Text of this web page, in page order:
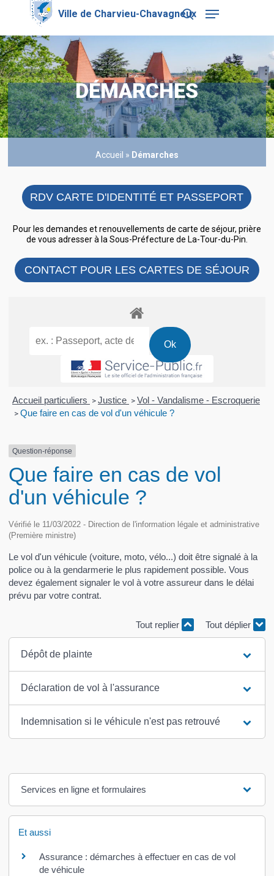
content
search
Menu
DÉMARCHES
Accueil » Démarches
RDV CARTE D'IDENTITÉ ET PASSEPORT
Pour les demandes et renouvellements de carte de séjour, prière
de vous adresser à la Sous-Préfecture de La-Tour-du-Pin.
CONTACT POUR LES CARTES DE SÉJOUR
Accueil particuliers > Justice > Vol - Vandalisme - Escroquerie
> Que faire en cas de vol d'un véhicule ?
Question-réponse
Que faire en cas de vol
d'un véhicule ?
Vérifié le 11/03/2022 - Direction de l'information légale et administrative
(Première ministre)
Le vol d'un véhicule (voiture, moto, vélo...) doit être signalé à la
police ou à la gendarmerie le plus rapidement possible. Vous
devez également signaler le vol à votre assureur dans le délai
prévu par votre contrat.
Tout replier Tout déplier
Dépôt de plainte
Déclaration de vol à l'assurance
Indemnisation si le véhicule n'est pas retrouvé
Services en ligne et formulaires
Et aussi
Assurance : démarches à effectuer en cas de vol
de véhicule
Close